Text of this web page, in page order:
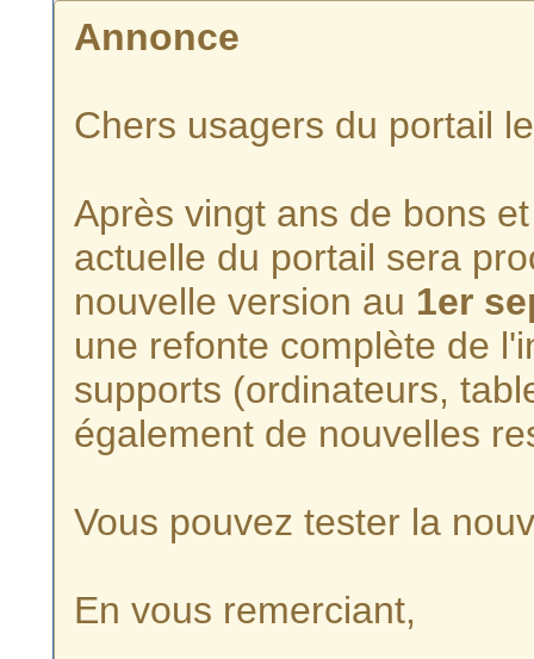
Annonce
Chers usagers du portail
Après vingt ans de bons
actuelle du portail sera
nouvelle version au 1er
une refonte complète de
supports (ordinateurs,
également de nouvelles
Vous pouvez tester la
En vous remerciant,